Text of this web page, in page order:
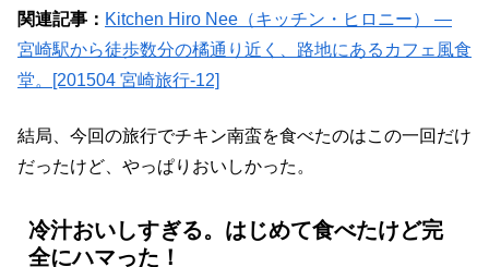
関連記事： Kitchen Hiro Nee（キッチン・ヒロニー） ―
宮崎駅から徒歩数分の橘通り近く、路地にあるカフェ風食
堂。[201504 宮崎旅行-12]
結局、今回の旅行でチキン南蛮を食べたのはこの一回だけ
だったけど、やっぱりおいしかった。
冷汁おいしすぎる。はじめて食べたけど完
全にハマった！